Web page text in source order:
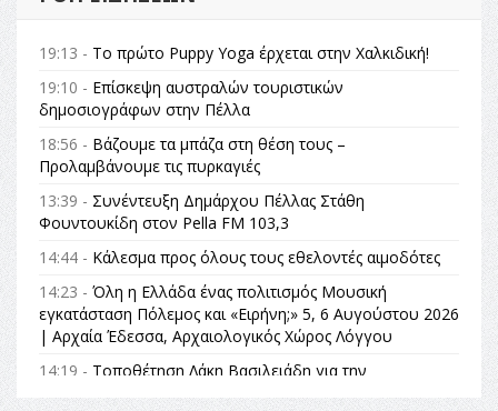
19:13 - Το πρώτο Puppy Yoga έρχεται στην Χαλκιδική!
19:10 - Επίσκεψη αυστραλών τουριστικών
δημοσιογράφων στην Πέλλα
18:56 - Βάζουμε τα μπάζα στη θέση τους –
Προλαμβάνουμε τις πυρκαγιές
13:39 - Συνέντευξη Δημάρχου Πέλλας Στάθη
Φουντουκίδη στον Pella FM 103,3
14:44 - Κάλεσμα προς όλους τους εθελοντές αιμοδότες
14:23 - Όλη η Ελλάδα ένας πολιτισμός Μουσική
εγκατάσταση Πόλεμος και «Ειρήνη;» 5, 6 Αυγούστου 2026
| Αρχαία Έδεσσα, Αρχαιολογικός Χώρος Λόγγου
14:19 - Τοποθέτηση Λάκη Βασιλειάδη για την